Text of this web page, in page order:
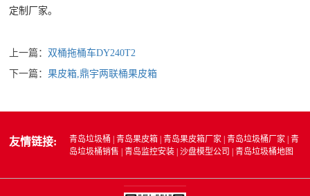
定制厂家。
上一篇： 双桶拖桶车DY240T2
下一篇：果皮箱,鼎宇两联桶果皮箱
友情链接: 青岛垃圾桶 |青岛果皮箱 |青岛果皮箱厂家 |青岛垃圾桶厂家 |青
岛垃圾桶销售 |青岛监控安装 |沙盘模型公司 |青岛垃圾桶地图